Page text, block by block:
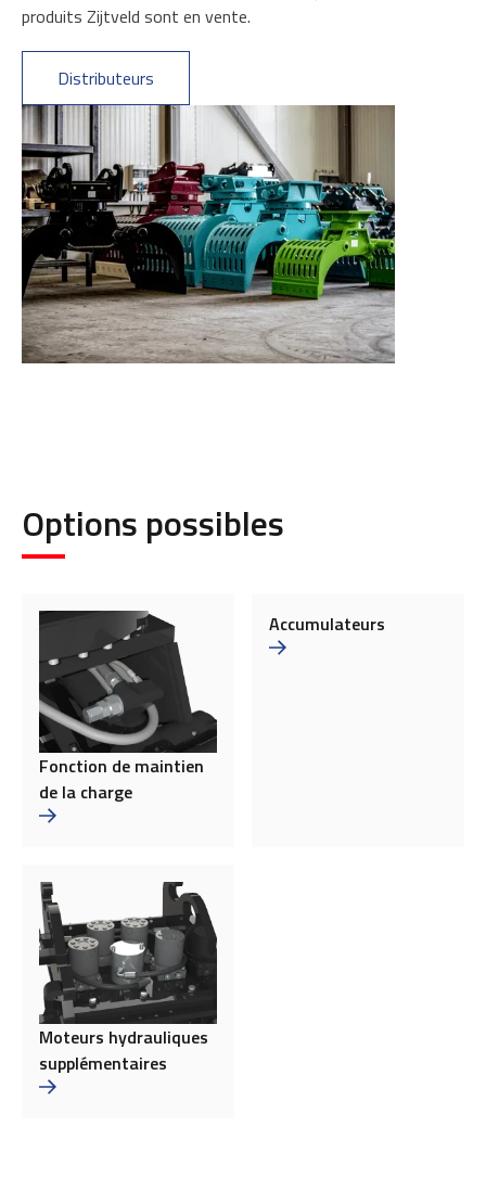
produits Zijtveld sont en vente.
Distributeurs
Options possibles
Fonction de maintien
de la charge
Accumulateurs
Moteurs hydrauliques
supplémentaires